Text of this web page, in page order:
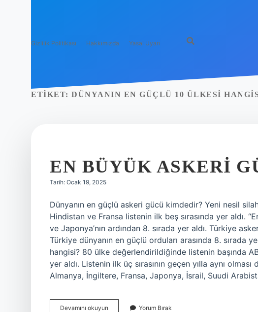
Gizlilik Politikası Hakkımızda Yasal Uyarı
ETIKET: DÜNYANIN EN GÜÇLÜ 10 ÜLKESI
EN BÜYÜK ASKERI
Tarih: Ocak 19, 2025
Dünyanın en güçlü askeri gücü kimdedir? Yeni nesil
Hindistan ve Fransa listenin ilk beş sırasında yer aldı.
ve Japonya’nın ardından 8. sırada yer aldı. Türkiye
Türkiye dünyanın en güçlü orduları arasında 8. sırada
hangisi? 80 ülke değerlendirildiğinde listenin başında
yer aldı. Listenin ilk üç sırasının geçen yılla aynı
Almanya, İngiltere, Fransa, Japonya, İsrail, Suudi
Devamını okuyun Yorum Bırak